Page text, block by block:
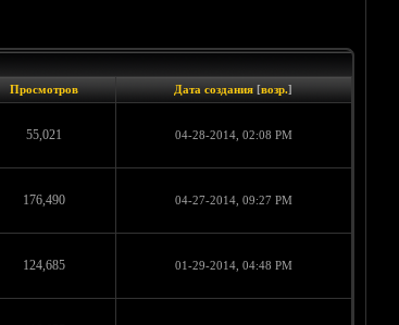
Просмотров Дата создания [возр.]
55,021 04-28-2014, 02:08 PM
176,490 04-27-2014, 09:27 PM
124,685 01-29-2014, 04:48 PM